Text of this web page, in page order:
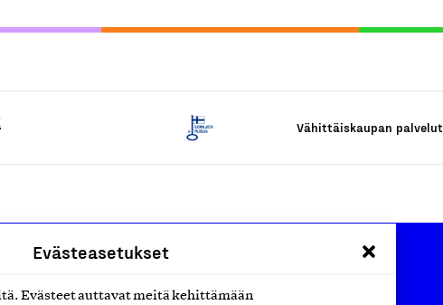
Evästeasetukset
Evästeet auttavat meitä kehittämään
Vähittäiskaupan palvelut